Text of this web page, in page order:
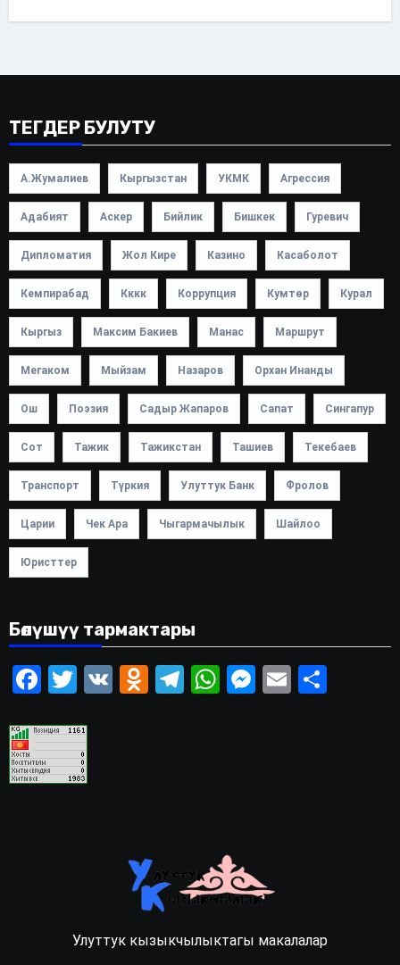
ТЕГДЕР БУЛУТУ
А.Жумалиев Кыргызстан УКМК Агрессия
Адабият Аскер Бийлик Бишкек Гуревич
Дипломатия Жол Кире Казино Касаболот
Кемпирабад Кккк Коррупция Кумтөр Курал
Кыргыз Максим Бакиев Манас Маршрут
Мегаком Мыйзам Назаров Орхан Инанды
Ош Поэзия Садыр Жапаров Сапат Сингапур
Сот Тажик Тажикстан Ташиев Текебаев
Транспорт Түркия Улуттук Банк Фролов
Царии Чек Ара Чыгармачылык Шайлоо
Юристтер
Бөлүшүү тармактары
Facebook
Twitter
VKOdnoklassniki
Telegram
WhatsApp
Messenger
EmailShare
Улуттук кызыкчылыктагы макалалар